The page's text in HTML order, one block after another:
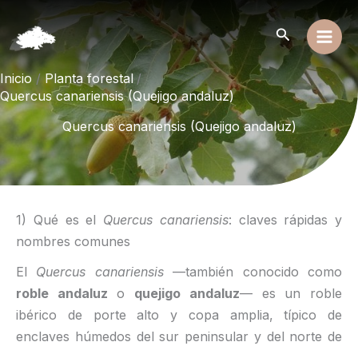
contenido
Buscar
Inicio
Planta forestal
Quercus canariensis (Quejigo andaluz)
Quercus canariensis (Quejigo andaluz)
1) Qué es el Quercus canariensis: claves rápidas y
nombres comunes
El Quercus canariensis—también conocido como
roble andaluz o quejigo andaluz— es un roble
ibérico de porte alto y copa amplia, típico de
enclaves húmedos del sur peninsular y del norte de